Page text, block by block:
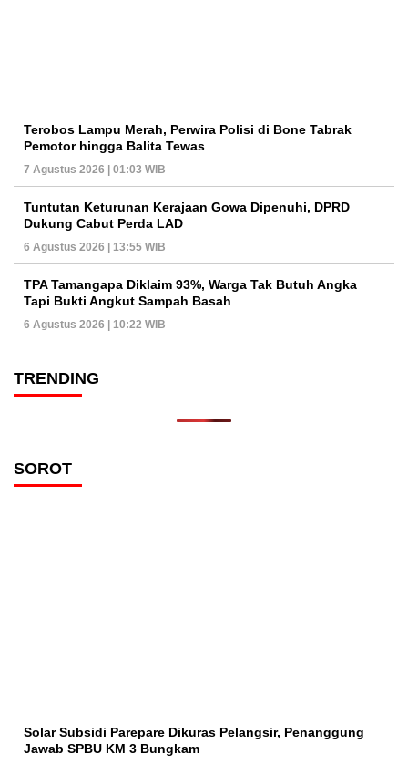
Terobos Lampu Merah, Perwira Polisi di Bone Tabrak
Pemotor hingga Balita Tewas
7 Agustus 2026 | 01:03 WIB
Tuntutan Keturunan Kerajaan Gowa Dipenuhi, DPRD
Dukung Cabut Perda LAD
6 Agustus 2026 | 13:55 WIB
TPA Tamangapa Diklaim 93%, Warga Tak Butuh Angka
Tapi Bukti Angkut Sampah Basah
6 Agustus 2026 | 10:22 WIB
TRENDING
SOROT
Solar Subsidi Parepare Dikuras Pelangsir, Penanggung
Jawab SPBU KM 3 Bungkam